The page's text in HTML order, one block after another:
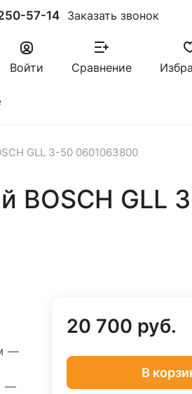
57-14 Заказать звонок
Войти Сравнение
GLL 3-50 0601063800
BOSCH GLL
—
—
20 700 руб.
В